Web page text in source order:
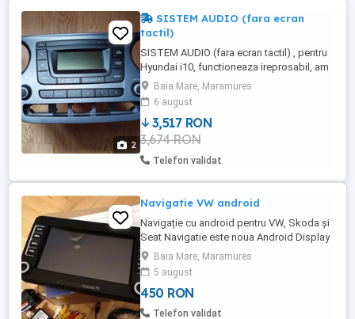
2
SISTEM AUDIO (fara ecran
tactil)
SISTEM AUDIO (fara ecran tactil) , pentru
Hyundai i10, functioneaza ireprosabil, am
schimbat cu SISTEM AUDIO ecran tactil.
Baia Mare, Maramures
6 august
3,517 RON
3,674 RON
Telefon validat
Navigatie VW android
Navigație cu android pentru VW, Skoda și
Seat Navigatie este noua Android Display
7" cu touchscreen 1 GB RAM 16 GB
memorie internă 4x45 W Bluetooth Wifi
USB Rezolutie 1024x600 Procesor dual
core Antena GPS Plug&play - nu se taie
nici un fir de la instalatia masinii Camera
Baia Mare, Maramures
5 august
450 RON
Telefon validat